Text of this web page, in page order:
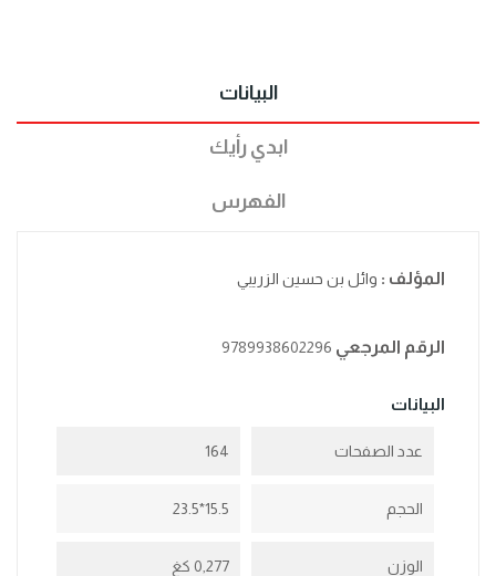
البيانات
ابدي رأيك
الفهرس
المؤلف : وائل بن حسين الزريبي
الرقم المرجعي 9789938602296
البيانات
عدد الصفحات 164
الحجم 15.5*23.5
الوزن 0,277 كغ